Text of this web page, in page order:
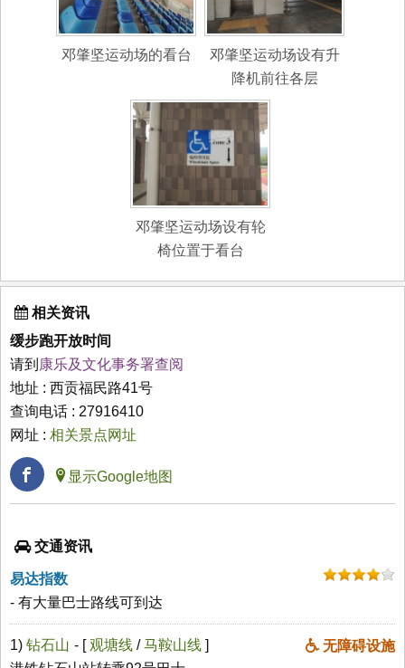
邓肇坚运动场的看台
邓肇坚运动场设有升
降机前往各层
邓肇坚运动场设有轮
椅位置于看台
相关资讯
缓步跑开放时间
请到 康乐及文化事务署查阅
地址 : 西贡福民路41号
查询电话 : 27916410
网址 : 相关景点网址
显示Google地图
交通资讯
易达指数
- 有大量巴士路线可到达
1) 钻石山 无障碍设施
- [观塘线 /马鞍山线 ]